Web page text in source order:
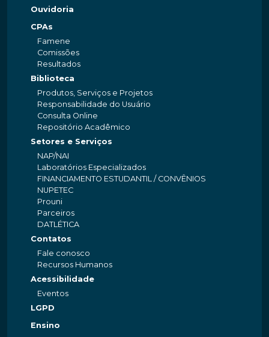
Ouvidoria
CPAs
Famene
Comissões
Resultados
Biblioteca
Produtos, Serviços e Projetos
Responsabilidade do Usuário
Consulta Online
Repositório Acadêmico
Setores e Serviços
NAP/NAI
Laboratórios Especializados
FINANCIAMENTO ESTUDANTIL / CONVÊNIOS
NUPETEC
Prouni
Parceiros
DATLÉTICA
Contatos
Fale conosco
Recursos Humanos
Acessibilidade
Eventos
LGPD
Ensino